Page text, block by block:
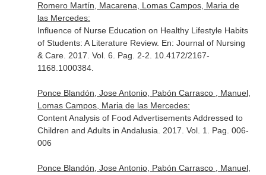
Romero Martín, Macarena, Lomas Campos, Maria de
las Mercedes:
Influence of Nurse Education on Healthy Lifestyle Habits
of Students: A Literature Review. En: Journal of Nursing
& Care. 2017. Vol. 6. Pag. 2-2. 10.4172/2167-
1168.1000384.
Ponce Blandón, Jose Antonio, Pabón Carrasco , Manuel,
Lomas Campos, Maria de las Mercedes:
Content Analysis of Food Advertisements Addressed to
Children and Adults in Andalusia. 2017. Vol. 1. Pag. 006-
006
Ponce Blandón, Jose Antonio, Pabón Carrasco , Manuel,